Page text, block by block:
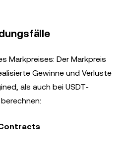
Markpreises: Der Markpreis
Gewinne und Verluste
als auch bei USDT-